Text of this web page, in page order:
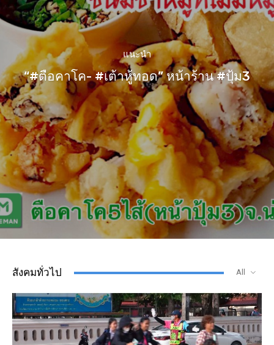
แนะนำ
“#ตือคาโค- #เต้าหู้ทอด” หน้าร้าน #ปุ้ม3
สังคมทั่วไป All